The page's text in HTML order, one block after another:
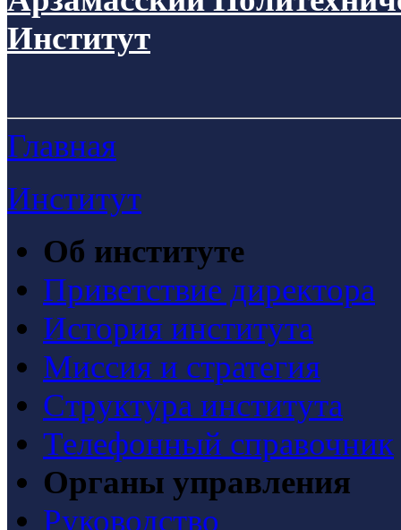
Институт
Главная
Институт
Об институте
Приветствие директора
История института
Миссия и стратегия
Структура института
Телефонный справочник
Органы управления
Руководство